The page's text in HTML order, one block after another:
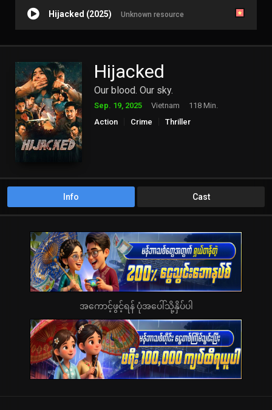
Hijacked (2025) Unknown resource
Hijacked
Our blood. Our sky.
Sep. 19, 2025 Vietnam
118 Min.
Action
Crime Thriller
Info Cast
အကောင့်ဖွင့်ရန် ပုံအပေါ်သို့နှိပ်ပါ